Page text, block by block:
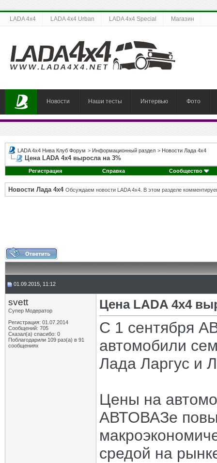
LADA 4x4 LADA 4x4 Urban LADA 4x4 Special Магазин
Новости Наши тесты Интервью Фото
LADA 4x4 Нива Клуб Форум > Информационный раздел > Новости Лада 4х4
Цена LADA 4x4 выросла на 3%
Регистрация Справка Сообщество
Новости Лада 4х4 Обсуждаем новости LADA 4x4. В этом разделе
01.09.2015, 11:12
svett
Супер Модератор
Регистрация: 01.07.2014
Сообщений: 705
Сказал(а) спасибо: 0
Поблагодарили 109 раз(а) в 91
сообщениях
Цена LADA 4x4
С 1 сентября
автомобили
Лада Ларгус и
Цены на
АВТОВАЗе
средой на